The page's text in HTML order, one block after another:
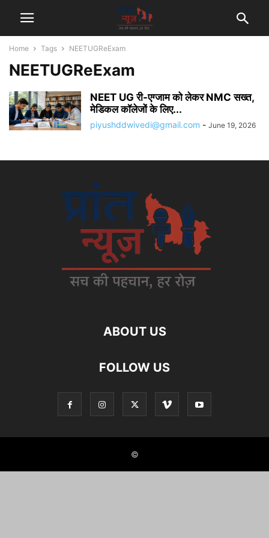
Home Tags NEETUGReExam
NEETUGReExam
NEET UG री-एग्जाम को लेकर NMC सख्त,
मेडिकल कॉलेजों के लिए...
piyushddwivedi@gmail.com - June 19, 2026
ABOUT US
FOLLOW US
©